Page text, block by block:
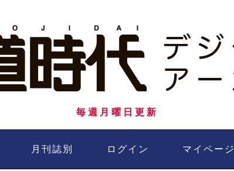
毎週月曜日更新
月刊誌別 ログイン マイページ